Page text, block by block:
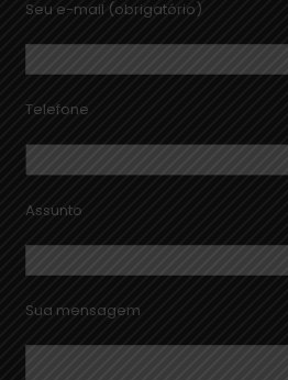
Seu e-mail (obrigatório)
Telefone
Assunto
Sua mensagem